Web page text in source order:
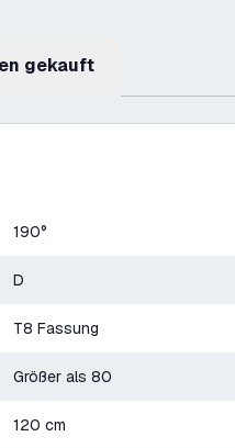
gekauft
190°
D
T8 Fassung
Größer als 80
120 cm